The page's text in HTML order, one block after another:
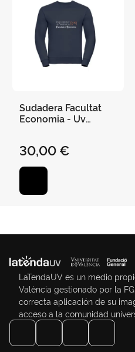
Sudadera Facultat
Economia - Uv
30,00 €
LaTendaUV es un medio
València gestionado por la
correcta aplicación de su
acceso a la comunidad